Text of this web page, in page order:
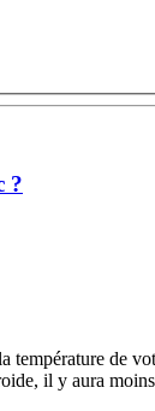
?
température de
il y aura